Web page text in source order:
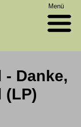
Menü
- Danke,
(LP)